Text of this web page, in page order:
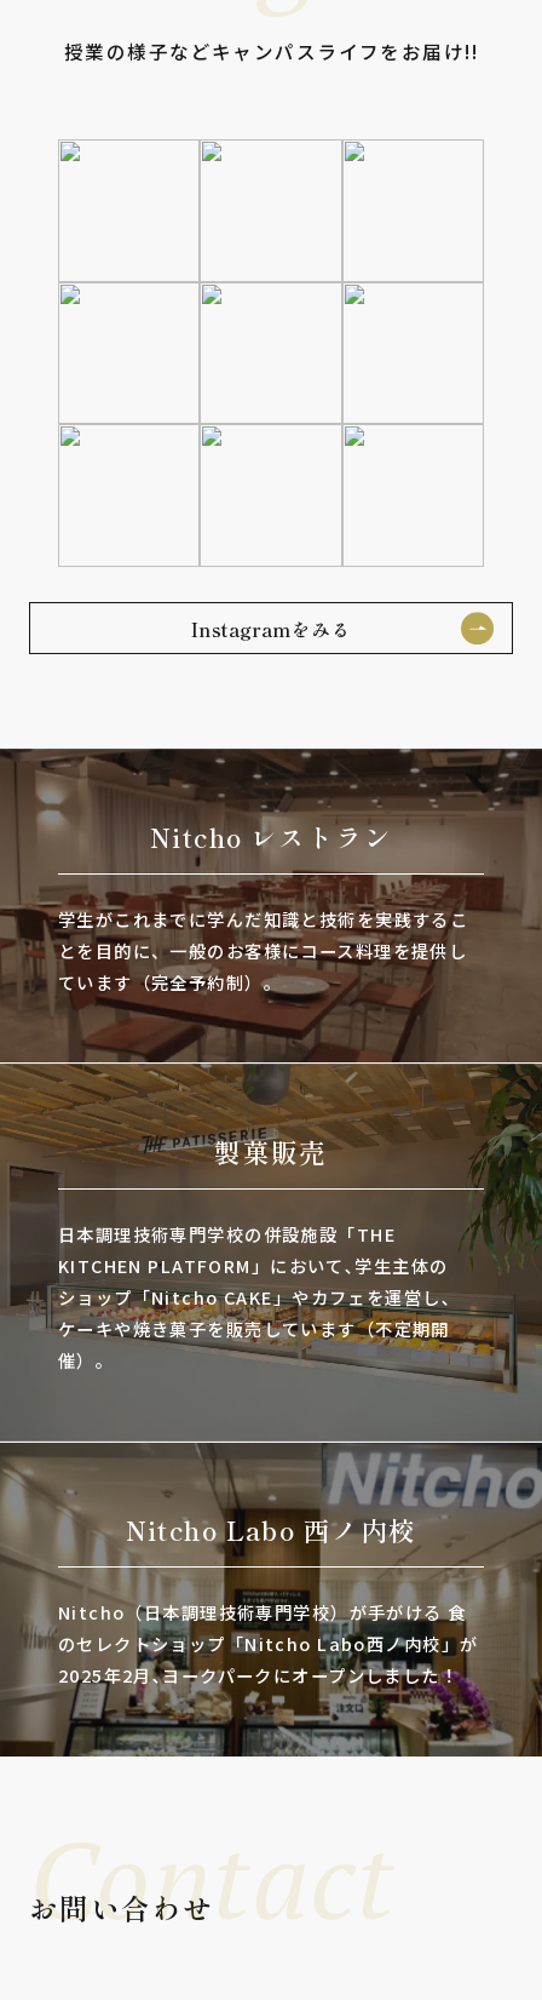
授業の様子などキャンパスライフをお届け!!
Instagramをみる
Nitcho レストラン
学生がこれまでに学んだ知識と技術を実践するこ
とを目的に、一般のお客様にコース料理を提供し
ています（完全予約制）。
製菓販売
日本調理技術専門学校の併設施設「THE
KITCHEN PLATFORM」において､学生主体の
ショップ「Nitcho CAKE」やカフェを運営し､
ケーキや焼き菓子を販売しています（不定期開
催）。
Nitcho Labo 西ノ内校
Nitcho（日本調理技術専門学校）が手がける 食
のセレクトショップ「Nitcho Labo西ノ内校」が
2025年2月､ヨークパークにオープンしました！
お問い合わせ
Contact